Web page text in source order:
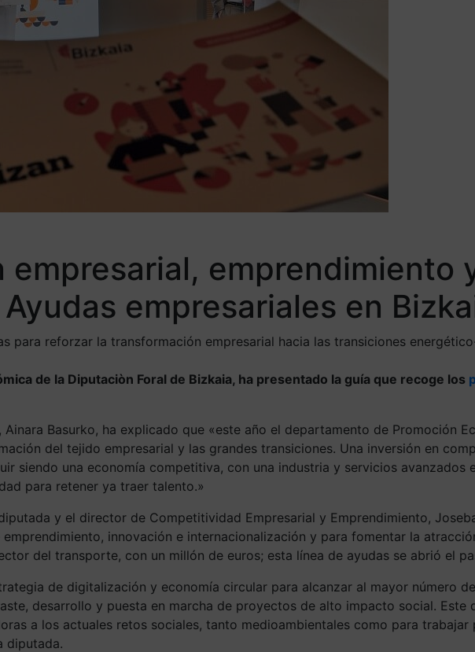
empresarial, emprendimiento
empresariales en
para reforzar la transformación empresarial hacia las transiciones
de la Diputaciòn Foral de Bizkaia, ha presentado la guía que recoge los
Basurko, ha explicado que «este año el departamento de Promoción
del tejido empresarial y las grandes transiciones. Una inversión en
siendo una economía competitiva, con una industria y servicios avanzados
para retener ya traer talento.»
y el director de Competitividad Empresarial y Emprendimiento,
innovación e internacionalización y para fomentar la
del transporte, con un millón de euros; esta línea de ayudas se abrió el
de digitalización y economía circular para alcanzar al mayor número
desarrollo y puesta en marcha de proyectos de alto impacto social.
a los actuales retos sociales, tanto medioambientales como para
diputada.